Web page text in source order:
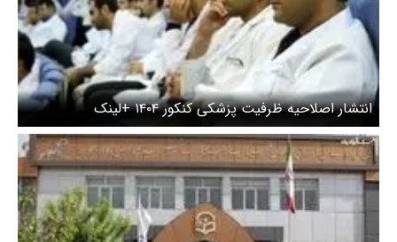
انتشار اصلاحیه ظرفیت پزشکی کنکور ۱۴۰۴ +لینک